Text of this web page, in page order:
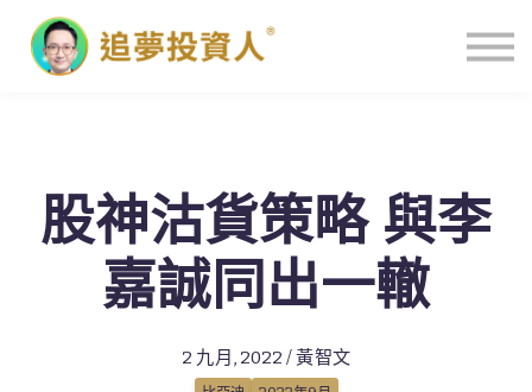
主頁
股神沽貨策略 與李
嘉誠同出一轍
2 九月, 2022 / 黃智文